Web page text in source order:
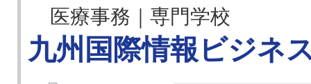
医療事務｜専門学校
九州国際情報ビジネ